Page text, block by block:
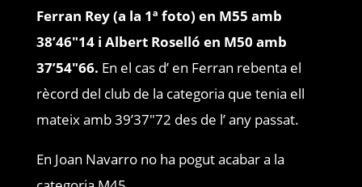
Ferran Rey (a la 1ª foto) en M55 amb
38’46″14 i Albert Roselló en M50 amb
37’54″66. En el cas d’ en Ferran rebenta el
rècord del club de la categoria que tenia ell
mateix amb 39’37″72 des de l’ any passat.
En Joan Navarro no ha pogut acabar a la